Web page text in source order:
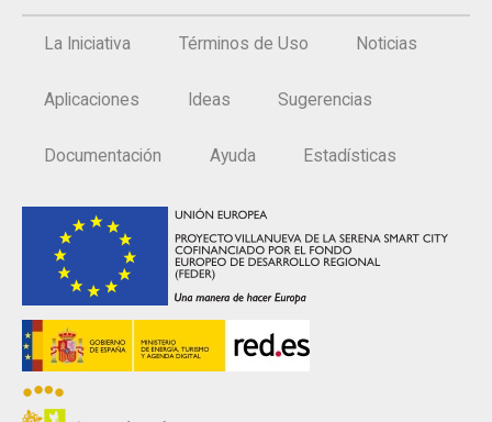
La Iniciativa Términos de Uso Noticias
Aplicaciones Ideas Sugerencias
Documentación Ayuda Estadísticas